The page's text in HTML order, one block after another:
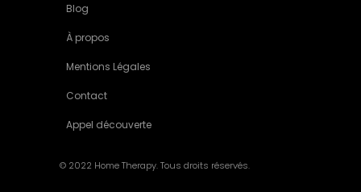
Blog
À propos
Mentions Légales
Contact
Appel découverte
© 2022 Home Therapy. Tous droits réservés.